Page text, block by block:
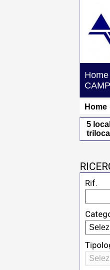
Home
Home
5
Rif.